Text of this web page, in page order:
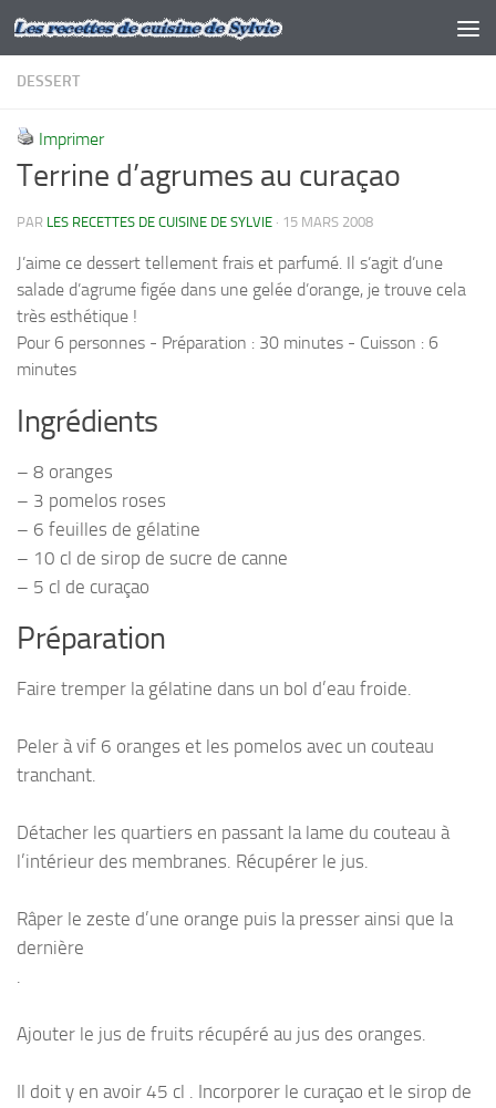
Skip to content
DESSERT
Imprimer
Terrine d’agrumes au curaçao
PAR LES RECETTES DE CUISINE DE SYLVIE · 15 MARS 2008
J’aime ce dessert tellement frais et parfumé. Il s’agit d’une
salade d’agrume figée dans une gelée d’orange, je trouve cela
très esthétique !
Pour 6 personnes - Préparation : 30 minutes - Cuisson : 6
minutes
Ingrédients
– 8 oranges
– 3 pomelos roses
– 6 feuilles de gélatine
– 10 cl de sirop de sucre de canne
– 5 cl de curaçao
Préparation
Faire tremper la gélatine dans un bol d’eau froide.
Peler à vif 6 oranges et les pomelos avec un couteau
tranchant.
Détacher les quartiers en passant la lame du couteau à
l’intérieur des membranes. Récupérer le jus.
Râper le zeste d’une orange puis la presser ainsi que la
dernière
.
Ajouter le jus de fruits récupéré au jus des oranges.
Il doit y en avoir 45 cl . Incorporer le curaçao et le sirop de